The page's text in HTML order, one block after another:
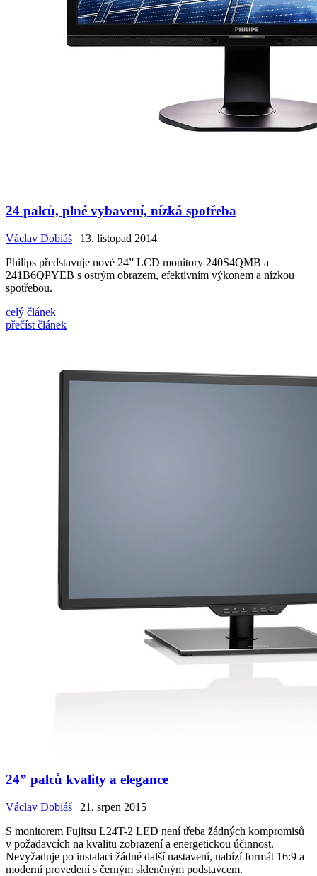
24 palců, plné vybavení, nízká spotřeba
Václav Dobiáš | 13. listopad 2014
Philips představuje nové 24” LCD monitory 240S4QMB a
241B6QPYEB s ostrým obrazem, efektivním výkonem a nízkou
spotřebou.
celý článek
přečíst článek
24” palců kvality a elegance
Václav Dobiáš | 21. srpen 2015
S monitorem Fujitsu L24T-2 LED není třeba žádných kompromisů
v požadavcích na kvalitu zobrazení a energetickou účinnost.
Nevyžaduje po instalaci žádné další nastavení, nabízí formát 16:9 a
moderní provedení s černým skleněným podstavcem.